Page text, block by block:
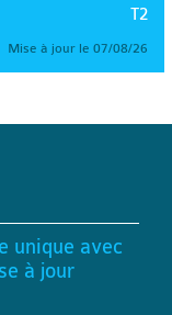
T2
Mise à jour le 07/08/26
unique avec
à jour